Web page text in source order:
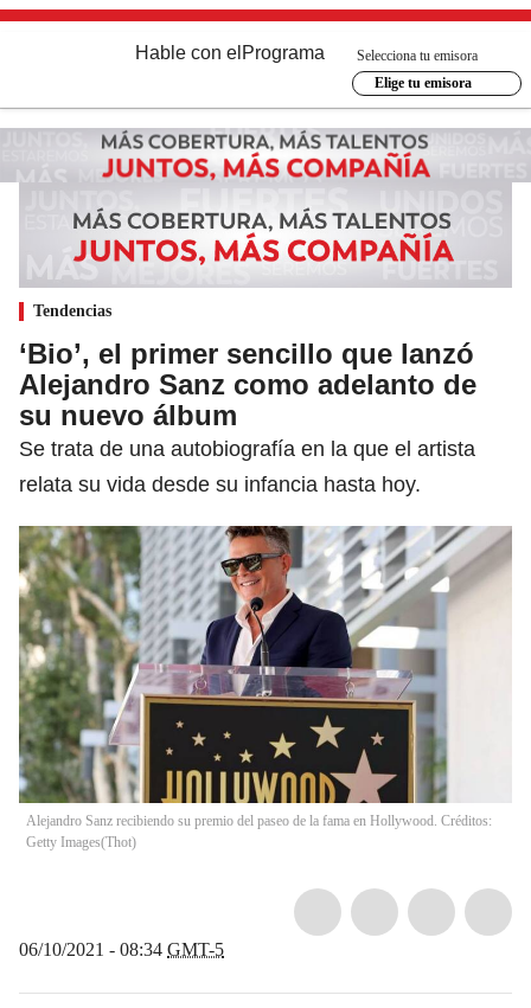
Hable con el Programa
Selecciona tu emisora
Elige tu emisora
Tendencias
‘Bio’, el primer sencillo que lanzó
Alejandro Sanz como adelanto de
su nuevo álbum
Se trata de una autobiografía en la que el artista
relata su vida desde su infancia hasta hoy.
Alejandro Sanz recibiendo su premio del paseo de la fama en Hollywood. Créditos:
Getty Images(Thot)
06/10/2021 - 08:34 GMT-5